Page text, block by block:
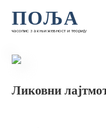
ПОЉА
часопис за књижевност и теорију
Ликовни